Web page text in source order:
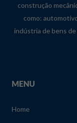
construção
como:
indústria de bens
MENU
Home